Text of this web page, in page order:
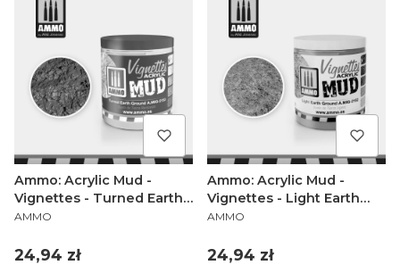
Ammo: Acrylic Mud -
Vignettes - Turned Earth
Ground (100 ml)
PRODUCENT
AMMO
Cena
24,94 zł
Ammo: Acrylic Mud -
Vignettes - Light Earth
Ground (100 ml)
PRODUCENT
AMMO
Cena
24,94 zł